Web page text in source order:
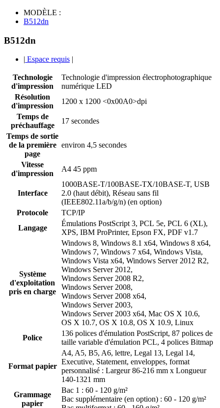
MODÈLE :
B512dn
B512dn
| Espace requis |
Technologie
d'impression
Technologie d'impression électrophotographique
numérique LED
Résolution
d'impression
1200 x 1200 <0x00A0>dpi
Temps de
préchauffage
17 secondes
Temps de sortie
de la première
page
environ 4,5 secondes
Vitesse
d'impression
A4 45 ppm
Interface
1000BASE-T/100BASE-TX/10BASE-T, USB
2.0 (haut débit), Réseau sans fil
(IEEE802.11a/b/g/n) (en option)
Protocole
TCP/IP
Langage
Émulations PostScript 3, PCL 5e, PCL 6 (XL),
XPS, IBM ProPrinter, Epson FX, PDF v1.7
Système
d'exploitation
pris en charge
Windows 8, Windows 8.1 x64, Windows 8 x64,
Windows 7, Windows 7 x64, Windows Vista,
Windows Vista x64, Windows Server 2012 R2,
Windows Server 2012,
Windows Server 2008 R2,
Windows Server 2008,
Windows Server 2008 x64,
Windows Server 2003,
Windows Server 2003 x64, Mac OS X 10.6,
OS X 10.7, OS X 10.8, OS X 10.9, Linux
Police
136 polices d'émulation PostScript, 87 polices de
taille variable d'émulation PCL, 4 polices Bitmap
Format papier
A4, A5, B5, A6, lettre, Legal 13, Legal 14,
Executive, Statement, enveloppes, format
personnalisé : Largeur 86-216 mm x Longueur
140-1321 mm
Grammage
papier
Bac 1 : 60 - 120 g/m²
Bac supplémentaire (en option) : 60 - 120 g/m²